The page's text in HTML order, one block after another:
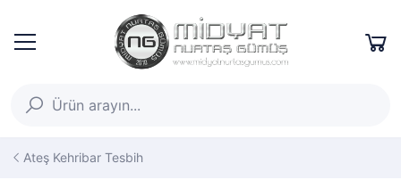
Ateş Kehribar Tesbih